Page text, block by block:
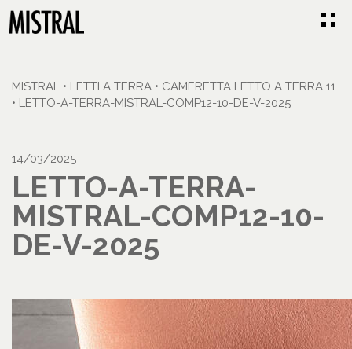
MISTRAL • LETTI A TERRA • CAMERETTA LETTO A TERRA 11
• LETTO-A-TERRA-MISTRAL-COMP12-10-DE-V-2025
14/03/2025
LETTO-A-TERRA-
MISTRAL-COMP12-10-
DE-V-2025